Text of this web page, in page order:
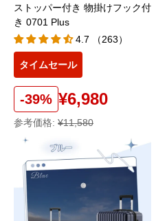
ストッパー付き 物掛けフック付
き 0701 Plus
4.7 （263）
タイムセール
-39% ¥6,980
参考価格: ¥11,580